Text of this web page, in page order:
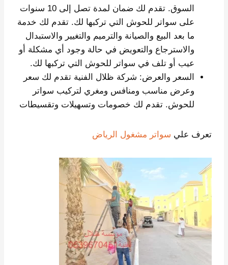
السوق. تقدم لك ضمان لمدة تصل إلى 10 سنوات
على سواتر للحوش التي تركبها لك. تقدم لك خدمة
ما بعد البيع والصيانة والترميم والتغيير والاستبدال
والاسترجاع والتعويض في حالة وجود أي مشكلة أو
عيب أو تلف في سواتر للحوش التي تركبها لك.
السعر والعرض: شركة ظلال الفنية تقدم لك سعر
وعرض مناسب ومنافس ومغري لتركيب سواتر
للحوش. تقدم لك خصومات وتسهيلات وتقسيطات
تعرف علي سواتر مشغول الرياض